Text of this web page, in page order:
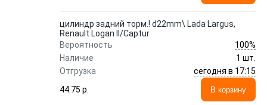
цилиндр задний торм.! d22mm\ Lada Largus,
Renault Logan II/Captur
Вероятность
100%
Наличие
1 шт.
Отгрузка
сегодня в 17:15
44.75 p.
В корзину